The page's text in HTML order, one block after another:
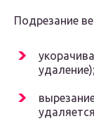
Подрезание
удаление);